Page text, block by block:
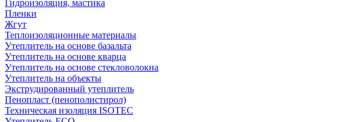
Гидроизоляция, мастика
Пленки
Жгут
Теплоизоляционные материалы
Утеплитель на основе базальта
Утеплитель на основе кварца
Утеплитель на основе стекловолокна
Утеплитель на объекты
Экструдированный утеплитель
Пенопласт (пенополистирол)
Техническая изоляция ISOTEC